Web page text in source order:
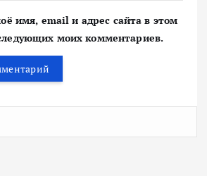
имя, email и адрес сайта в этом
моих комментариев.